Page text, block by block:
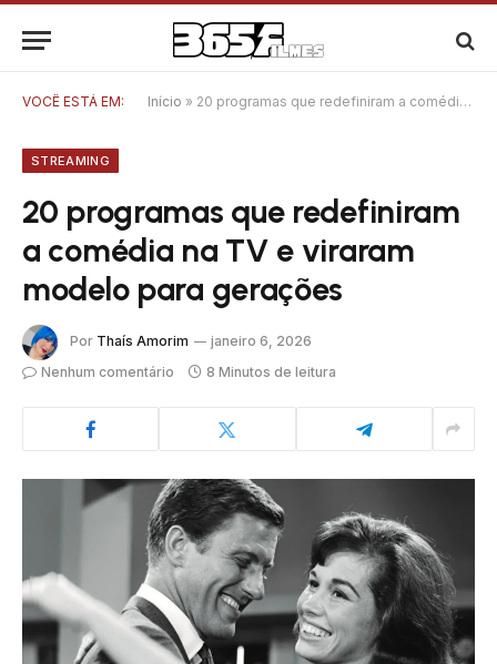
VOCÊ ESTÁ EM: Início » 20 programas que redefiniram a comédia na TV e viraram modelo para gerações
STREAMING
20 programas que redefiniram
a comédia na TV e viraram
modelo para gerações
Por Thaís Amorim
janeiro 6, 2026
Nenhum comentário
8 Minutos de leitura